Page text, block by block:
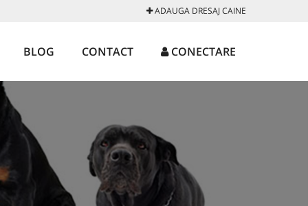
ADAUGA DRESAJ CAINE
BLOG CONTACT CONECTARE